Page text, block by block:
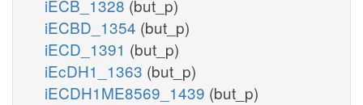
iECB_1328 (but_p)
iECBD_1354 (but_p)
iECD_1391 (but_p)
iEcDH1_1363 (but_p)
iECDH1ME8569_1439 (but_p)